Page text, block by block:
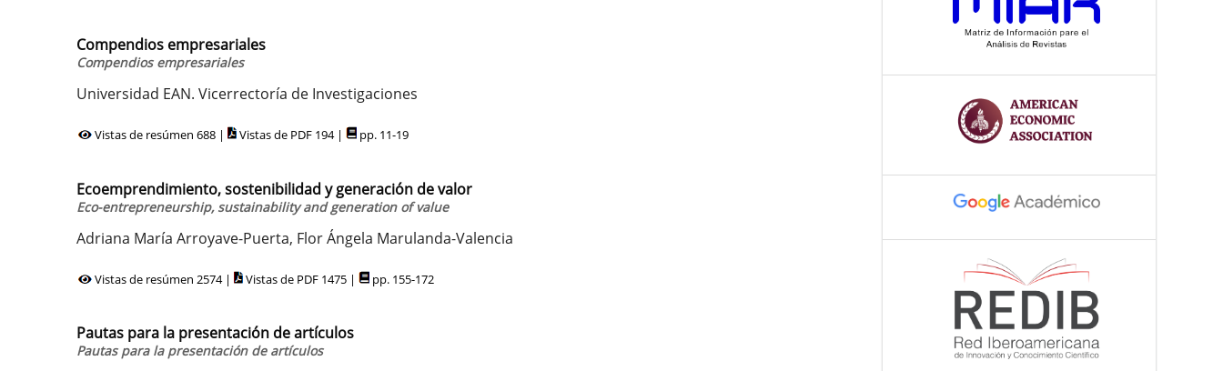
Compendios empresariales
Compendios empresariales
Universidad EAN. Vicerrectoría de Investigaciones
Vistas de resúmen 688 | Vistas de PDF 194 | pp. 11-19
Ecoemprendimiento, sostenibilidad y generación de valor
Eco-entrepreneurship, sustainability and generation of value
Adriana María Arroyave-Puerta, Flor Ángela Marulanda-Valencia
Vistas de resúmen 2574 | Vistas de PDF 1475 | pp. 155-172
Pautas para la presentación de artículos
Pautas para la presentación de artículos